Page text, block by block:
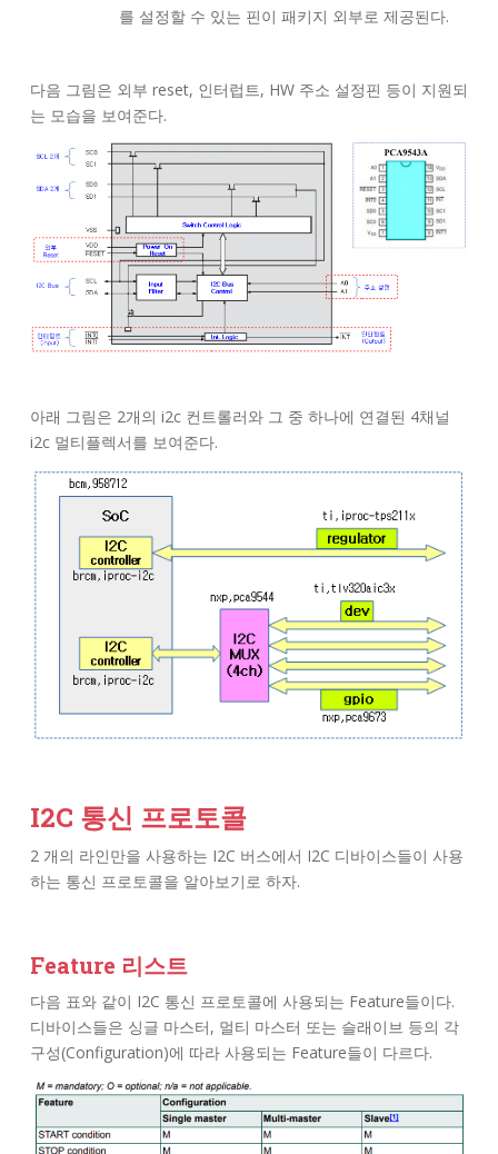
를 설정할 수 있는 핀이 패키지 외부로 제공된다.
다음 그림은 외부 reset, 인터럽트, HW 주소 설정핀 등이 지원되
는 모습을 보여준다.
아래 그림은 2개의 i2c 컨트롤러와 그 중 하나에 연결된 4채널
i2c 멀티플렉서를 보여준다.
I2C 통신 프로토콜
2 개의 라인만을 사용하는 I2C 버스에서 I2C 디바이스들이 사용
하는 통신 프로토콜을 알아보기로 하자.
Feature 리스트
다음 표와 같이 I2C 통신 프로토콜에 사용되는 Feature들이다.
디바이스들은 싱글 마스터, 멀티 마스터 또는 슬래이브 등의 각
구성(Configuration)에 따라 사용되는 Feature들이 다르다.